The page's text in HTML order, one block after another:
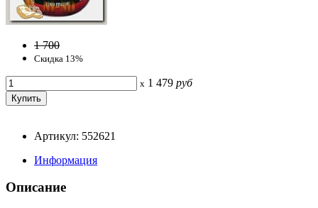
1 700
Скидка 13%
x 1 479 руб
Артикул: 552621
Информация
Описание